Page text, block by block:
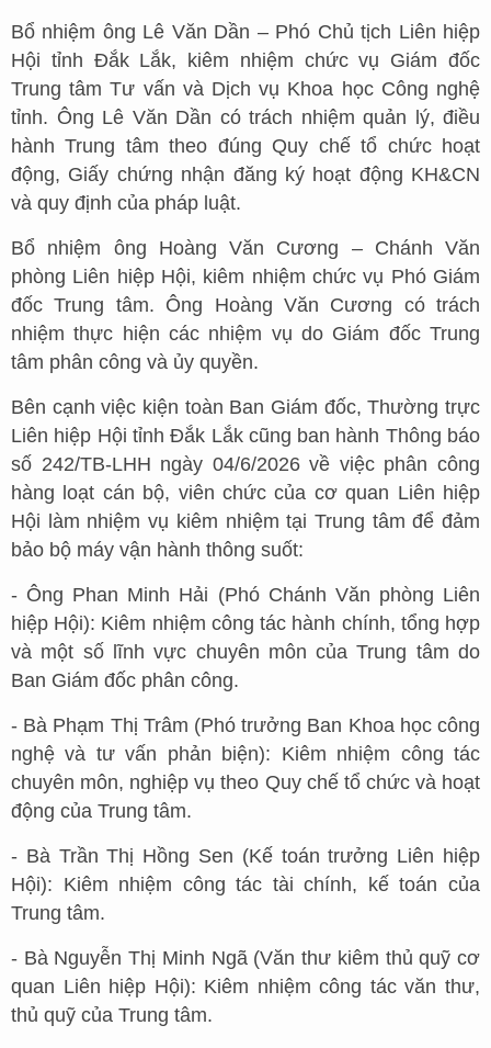
Bổ nhiệm ông Lê Văn Dần – Phó Chủ tịch Liên hiệp
Hội tỉnh Đắk Lắk, kiêm nhiệm chức vụ Giám đốc
Trung tâm Tư vấn và Dịch vụ Khoa học Công nghệ
tỉnh. Ông Lê Văn Dần có trách nhiệm quản lý, điều
hành Trung tâm theo đúng Quy chế tổ chức hoạt
động, Giấy chứng nhận đăng ký hoạt động KH&CN
và quy định của pháp luật.
Bổ nhiệm ông Hoàng Văn Cương – Chánh Văn
phòng Liên hiệp Hội, kiêm nhiệm chức vụ Phó Giám
đốc Trung tâm. Ông Hoàng Văn Cương có trách
nhiệm thực hiện các nhiệm vụ do Giám đốc Trung
tâm phân công và ủy quyền.
Bên cạnh việc kiện toàn Ban Giám đốc, Thường trực
Liên hiệp Hội tỉnh Đắk Lắk cũng ban hành Thông báo
số 242/TB-LHH ngày 04/6/2026 về việc phân công
hàng loạt cán bộ, viên chức của cơ quan Liên hiệp
Hội làm nhiệm vụ kiêm nhiệm tại Trung tâm để đảm
bảo bộ máy vận hành thông suốt:
- Ông Phan Minh Hải (Phó Chánh Văn phòng Liên
hiệp Hội): Kiêm nhiệm công tác hành chính, tổng hợp
và một số lĩnh vực chuyên môn của Trung tâm do
Ban Giám đốc phân công.
- Bà Phạm Thị Trâm (Phó trưởng Ban Khoa học công
nghệ và tư vấn phản biện): Kiêm nhiệm công tác
chuyên môn, nghiệp vụ theo Quy chế tổ chức và hoạt
động của Trung tâm.
- Bà Trần Thị Hồng Sen (Kế toán trưởng Liên hiệp
Hội): Kiêm nhiệm công tác tài chính, kế toán của
Trung tâm.
- Bà Nguyễn Thị Minh Ngã (Văn thư kiêm thủ quỹ cơ
quan Liên hiệp Hội): Kiêm nhiệm công tác văn thư,
thủ quỹ của Trung tâm.